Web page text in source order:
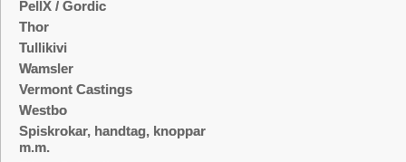
PellX / Gordic
Thor
Tullikivi
Wamsler
Vermont Castings
Westbo
Spiskrokar, handtag, knoppar
m.m.